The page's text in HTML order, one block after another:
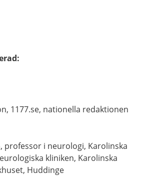
:
1177.se, nationella redaktionen
professor i neurologi, Karolinska
kliniken, Karolinska
Huddinge